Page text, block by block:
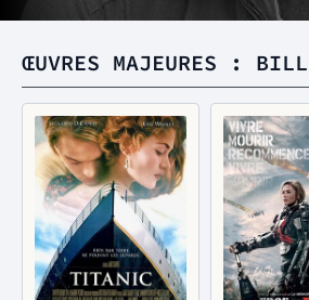
ŒUVRES MAJEURES : BILL